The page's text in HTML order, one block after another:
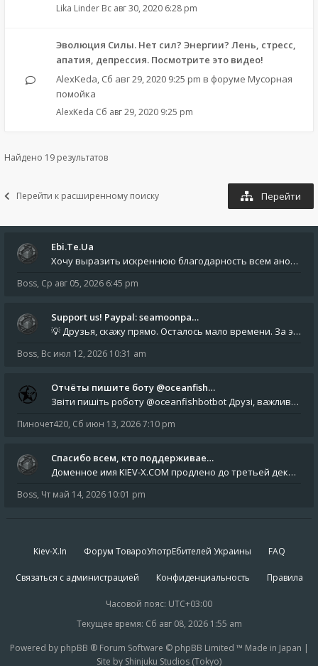
Lika Linder Вс авг 30, 2020 6:28 pm
Эволюция Силы. Нет сил? Энергии? Лень, стресс,
апатия, депрессия. Посмотрите это видео!
AlexKeda, Сб авг 29, 2020 9:25 pm в форуме Мусорная
помойка
AlexKeda Сб авг 29, 2020 9:25 pm
Найдено 19 результатов
Перейти к расширенному поиску Перейти
Ebi.Te.Ua
Хочу выразить искреннюю благодарность всем анонимным пользователям, которые поддержали наше сообщество финансово. Благод
Boss, Ср авг 05, 2026 6:45 pm
Support us! Paypal: seamoonpa…
💡 Друзья, скажу прямо. Осталось мало времени. За это время нам нужно закрыть последние обязательные расходы: около 500
Boss, Вс июл 12, 2026 10:31 am
Отчёты пишите боту @oceanfish…
Звіти пишіть роботу @oceanfishbotbot Друзі, важливе повідомлення для учасників форума. Основне звернення опублікован
Пиночет420, Сб июн 13, 2026 7:10 pm
Спасибо всем, кто поддерживае…
Доменное имя KIEV-X.COM продлено до третьей декады августа 2027 года! Спасибо всем анонимным пользователям, которые по
Boss, Чт май 14, 2026 10:01 pm
Kiev-X.In Форум ТовароУпотрЕбителей Украины FAQ
Связаться с администрацией Конфиденциальность Правила
Часовой пояс: UTC+03:00
Текущее время: Сб авг 08, 2026 1:55 am
Powered by phpBB ® Forum Software © phpBB Limited ™ Made in Japan |
Site by Shinjuku Studios (Tokyo)